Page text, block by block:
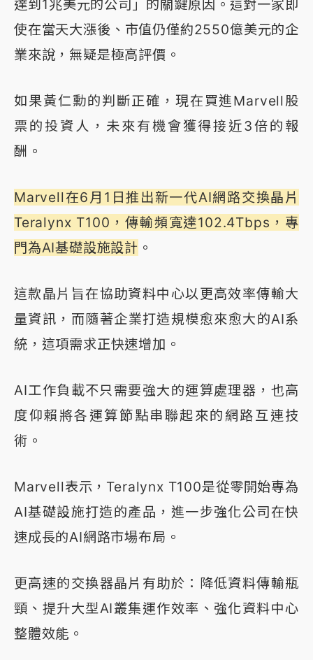
達到1兆美元的公司」的關鍵原因。這對一家即
使在當天大漲後、市值仍僅約2550億美元的企
業來說，無疑是極高評價。
如果黃仁勳的判斷正確，現在買進Marvell股
票的投資人，未來有機會獲得接近3倍的報
酬。
Marvell在6月1日推出新一代AI網路交換晶片
Teralynx T100，傳輸頻寬達102.4Tbps，專
門為AI基礎設施設計 。
這款晶片旨在協助資料中心以更高效率傳輸大
量資訊，而隨著企業打造規模愈來愈大的AI系
統，這項需求正快速增加。
AI工作負載不只需要強大的運算處理器，也高
度仰賴將各運算節點串聯起來的網路互連技
術。
Marvell表示，Teralynx T100是從零開始專為
AI基礎設施打造的產品，進一步強化公司在快
速成長的AI網路市場布局。
更高速的交換器晶片有助於：降低資料傳輸瓶
頸、提升大型AI叢集運作效率、強化資料中心
整體效能。